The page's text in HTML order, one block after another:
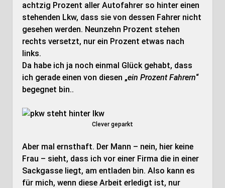
Fahrer
Disposition
achtzig Prozent aller Autofahrer so hinter einen
stehenden Lkw, dass sie von dessen Fahrer nicht
gesehen werden. Neunzehn Prozent stehen
rechts versetzt, nur ein Prozent etwas nach
links.
Da habe ich ja noch einmal Glück gehabt, dass
ich gerade einen von diesen „ein Prozent Fahrern“
begegnet bin..
Clever geparkt
Aber mal ernsthaft. Der Mann – nein, hier keine
Frau – sieht, dass ich vor einer Firma die in einer
Sackgasse liegt, am entladen bin. Also kann es
für mich, wenn diese Arbeit erledigt ist, nur